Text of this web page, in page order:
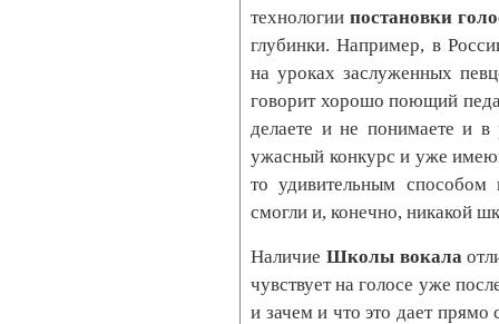
технологиипостановки
глубинки. Например, в
на уроках заслуженных
говорит хорошо поющий
делаете и не понимаете и в
ужасный конкурс и уже
то удивительным
смогли и, конечно, никакой
Наличие Школы вокала
чувствует на голосе уже
и зачем и что это дает прямо